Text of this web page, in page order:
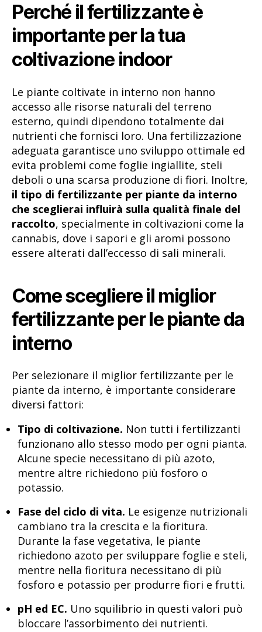
Perché il fertilizzante è
importante per la tua
coltivazione indoor
Le piante coltivate in interno non hanno
accesso alle risorse naturali del terreno
esterno, quindi dipendono totalmente dai
nutrienti che fornisci loro. Una fertilizzazione
adeguata garantisce uno sviluppo ottimale ed
evita problemi come foglie ingiallite, steli
deboli o una scarsa produzione di fiori. Inoltre,
il tipo di fertilizzante per piante da interno
che sceglierai influirà sulla qualità finale del
raccolto, specialmente in coltivazioni come la
cannabis, dove i sapori e gli aromi possono
essere alterati dall’eccesso di sali minerali.
Come scegliere il miglior
fertilizzante per le piante da
interno
Per selezionare il miglior fertilizzante per le
piante da interno, è importante considerare
diversi fattori:
Tipo di coltivazione. Non tutti i fertilizzanti
funzionano allo stesso modo per ogni pianta.
Alcune specie necessitano di più azoto,
mentre altre richiedono più fosforo o
potassio.
Fase del ciclo di vita. Le esigenze nutrizionali
cambiano tra la crescita e la fioritura.
Durante la fase vegetativa, le piante
richiedono azoto per sviluppare foglie e steli,
mentre nella fioritura necessitano di più
fosforo e potassio per produrre fiori e frutti.
pH ed EC. Uno squilibrio in questi valori può
bloccare l’assorbimento dei nutrienti.